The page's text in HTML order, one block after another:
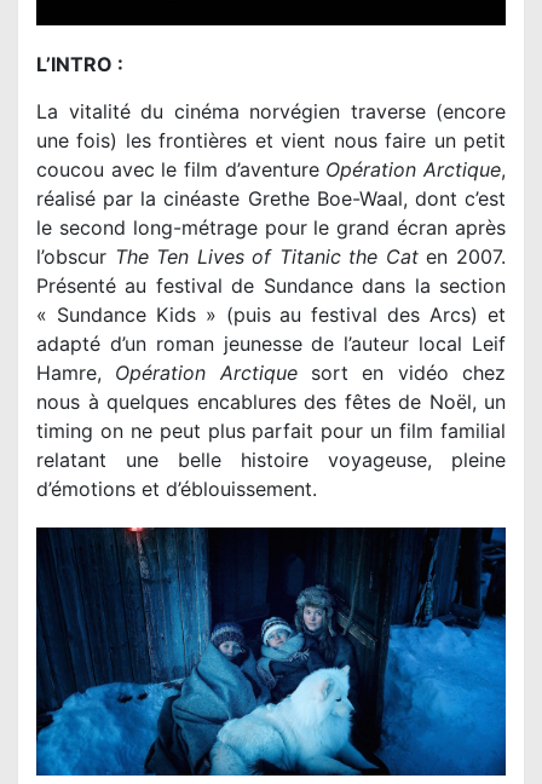
L’INTRO :
La vitalité du cinéma norvégien traverse (encore
une fois) les frontières et vient nous faire un petit
coucou avec le film d’aventure Opération Arctique,
réalisé par la cinéaste Grethe Boe-Waal, dont c’est
le second long-métrage pour le grand écran après
l’obscur The Ten Lives of Titanic the Caten 2007.
Présenté au festival de Sundance dans la section
« Sundance Kids » (puis au festival des Arcs) et
adapté d’un roman jeunesse de l’auteur local Leif
Hamre, Opération Arctiquesort en vidéo chez
nous à quelques encablures des fêtes de Noël, un
timing on ne peut plus parfait pour un film familial
relatant une belle histoire voyageuse, pleine
d’émotions et d’éblouissement.